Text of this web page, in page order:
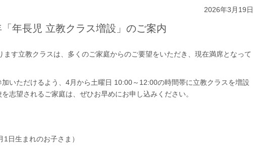
2026年3月19日
「年長児 立教クラス増設」のご案内
す立教クラスは、多くのご家庭からのご要望をいただき、現在満席となって
いただけるよう、4月から土曜日 10:00～12:00の時間帯に立教クラスを増設
志望されるご家庭は、ぜひお早めにお申し込みください。
日生まれのお子さま）